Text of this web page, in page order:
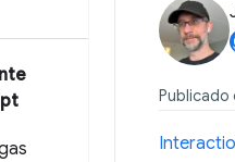
Publicado